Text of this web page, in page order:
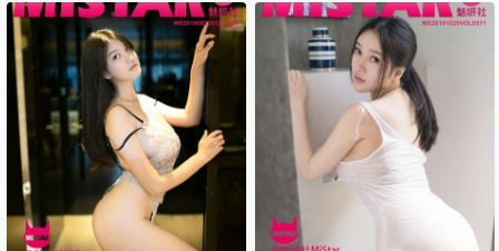
高清照片塞满了整整八十三兆的文
件包每一帧都透着那种让人挪不开
眼的魅力沈佳熹的长相属于甜美中
带点小野性皮肤白皙得像刚剥壳的
鸡蛋眼睛水汪汪的能勾魂摄魄身材
曲线玲珑前凸后翘穿起紧身裙来简
直要人命拍摄现场据说选在了一个
高档公寓里布景奢华有真皮沙发和
大理石茶几光线调得柔和又暧昧营
造出那种私密感十足的氛围照…
直逆天身材曲线火辣得不行42张高
清大图外加1张独家福利彩蛋总共10
9MB大小下载起来贼方便存手机里
随时欣赏。Nova李雅在镜头前那种
自信范儿每个姿势都拿捏得死死的
灯光打得特别专业表情自然又性感
绝对让LSP们看得过瘾图片数量多到
爆细节丰富得不行从不同角度展现
她的魅力文件不大不小存硬盘里不
占地方…